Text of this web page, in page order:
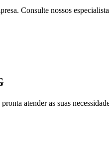
Consulte nossos
pronta atender as suas